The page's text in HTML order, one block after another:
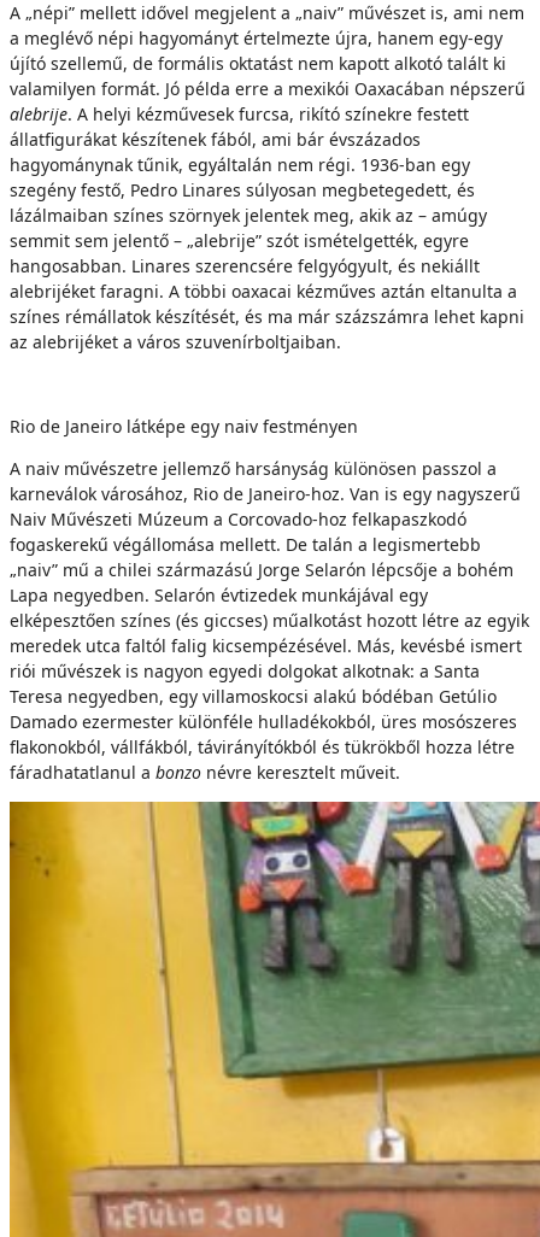
A „népi” mellett idővel megjelent a „naiv” művészet is, ami nem
a meglévő népi hagyományt értelmezte újra, hanem egy-egy
újító szellemű, de formális oktatást nem kapott alkotó talált ki
valamilyen formát. Jó példa erre a mexikói Oaxacában népszerű
alebrije. A helyi kézművesek furcsa, rikító színekre festett
állatfigurákat készítenek fából, ami bár évszázados
hagyománynak tűnik, egyáltalán nem régi. 1936-ban egy
szegény festő, Pedro Linares súlyosan megbetegedett, és
lázálmaiban színes szörnyek jelentek meg, akik az – amúgy
semmit sem jelentő – „alebrije” szót ismételgették, egyre
hangosabban. Linares szerencsére felgyógyult, és nekiállt
alebrijéket faragni. A többi oaxacai kézműves aztán eltanulta a
színes rémállatok készítését, és ma már százszámra lehet kapni
az alebrijéket a város szuvenírboltjaiban.
Rio de Janeiro látképe egy naiv festményen
A naiv művészetre jellemző harsányság különösen passzol a
karneválok városához, Rio de Janeiro-hoz. Van is egy nagyszerű
Naiv Művészeti Múzeum a Corcovado-hoz felkapaszkodó
fogaskerekű végállomása mellett. De talán a legismertebb
„naiv” mű a chilei származású Jorge Selarón lépcsője a bohém
Lapa negyedben. Selarón évtizedek munkájával egy
elképesztően színes (és giccses) műalkotást hozott létre az egyik
meredek utca faltól falig kicsempézésével. Más, kevésbé ismert
riói művészek is nagyon egyedi dolgokat alkotnak: a Santa
Teresa negyedben, egy villamoskocsi alakú bódéban Getúlio
Damado ezermester különféle hulladékokból, üres mosószeres
flakonokból, vállfákból, távirányítókból és tükrökből hozza létre
fáradhatatlanul a bonzo névre keresztelt műveit.